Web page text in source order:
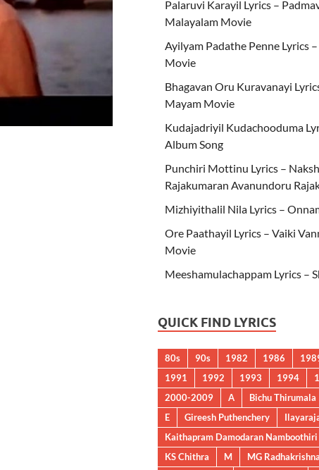
Palaruvi Karayil Lyrics –
Malayalam Movie
Ayilyam Padathe Penne Lyrics
Movie
Bhagavan Oru Kuravanayi
Mayam Movie
Kudajadriyil Kudachooduma
Album Song
Punchiri Mottinu Lyrics –
Rajakumaran Avanundoru
Mizhiyithalil Nila Lyrics –
Ore Paathayil Lyrics – Vaiki
Movie
Meeshamulachappam Lyrics –
QUICK FIND LYRICS
80s 90s 1982 1986
1991
1992 1993 1994
2000-2009
A Bichu Thirumala
E
Gireesh Puthenchery
Kaithapram Damodaran Namboothiri
KS Chithra
M
MG